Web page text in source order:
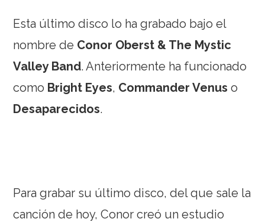
Esta último disco lo ha grabado bajo el
nombre de Conor Oberst & The Mystic
Valley Band. Anteriormente ha funcionado
como Bright Eyes, Commander Venuso
Desaparecidos.
Para grabar su último disco, del que sale la
canción de hoy, Conor creó un estudio